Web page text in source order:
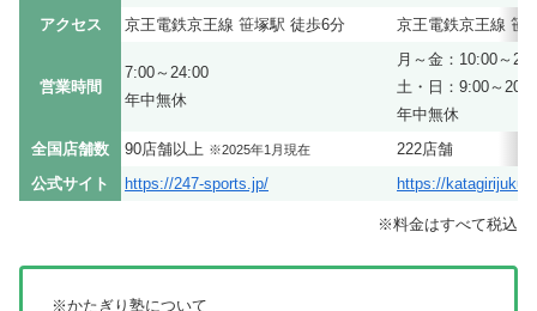
アクセス
京王電鉄京王線 笹塚駅 徒歩6分 京王電鉄京王線 笹
営業時間
7:00～24:00
年中無休
月～金：10:00～
土・日：9:00～
年中無休
全国店舗数
90店舗以上 ※2025年1月現在
222店舗
公式サイト
https://247-sports.jp/ https://
※料金はすべて税込
※かたぎり塾について